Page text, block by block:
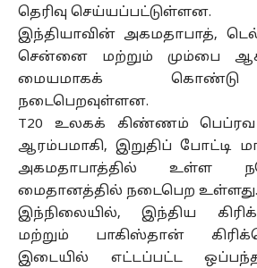
தெரிவு செய்யப்பட்டுள்ளன.
இந்தியாவின் அகமதாபாத்,
சென்னை மற்றும் மும்பை
மையமாகக் கொண்டு
நடைபெறவுள்ளன.
T20 உலகக் கிண்ணம்
ஆரம்பமாகி, இறுதிப் போட்டி
அகமதாபாத்தில் உள்ள
மைதானத்தில் நடைபெற உள்ளது.
இந்நிலையில், இந்திய
மற்றும் பாகிஸ்தான்
இடையில் எட்டப்பட்ட